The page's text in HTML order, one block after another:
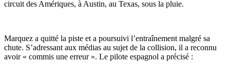
circuit des Amériques, à Austin, au Texas, sous la pluie.
Marquez a quitté la piste et a poursuivi l’entraînement malgré sa
chute. S’adressant aux médias au sujet de la collision, il a reconnu
avoir « commis une erreur ». Le pilote espagnol a précisé :